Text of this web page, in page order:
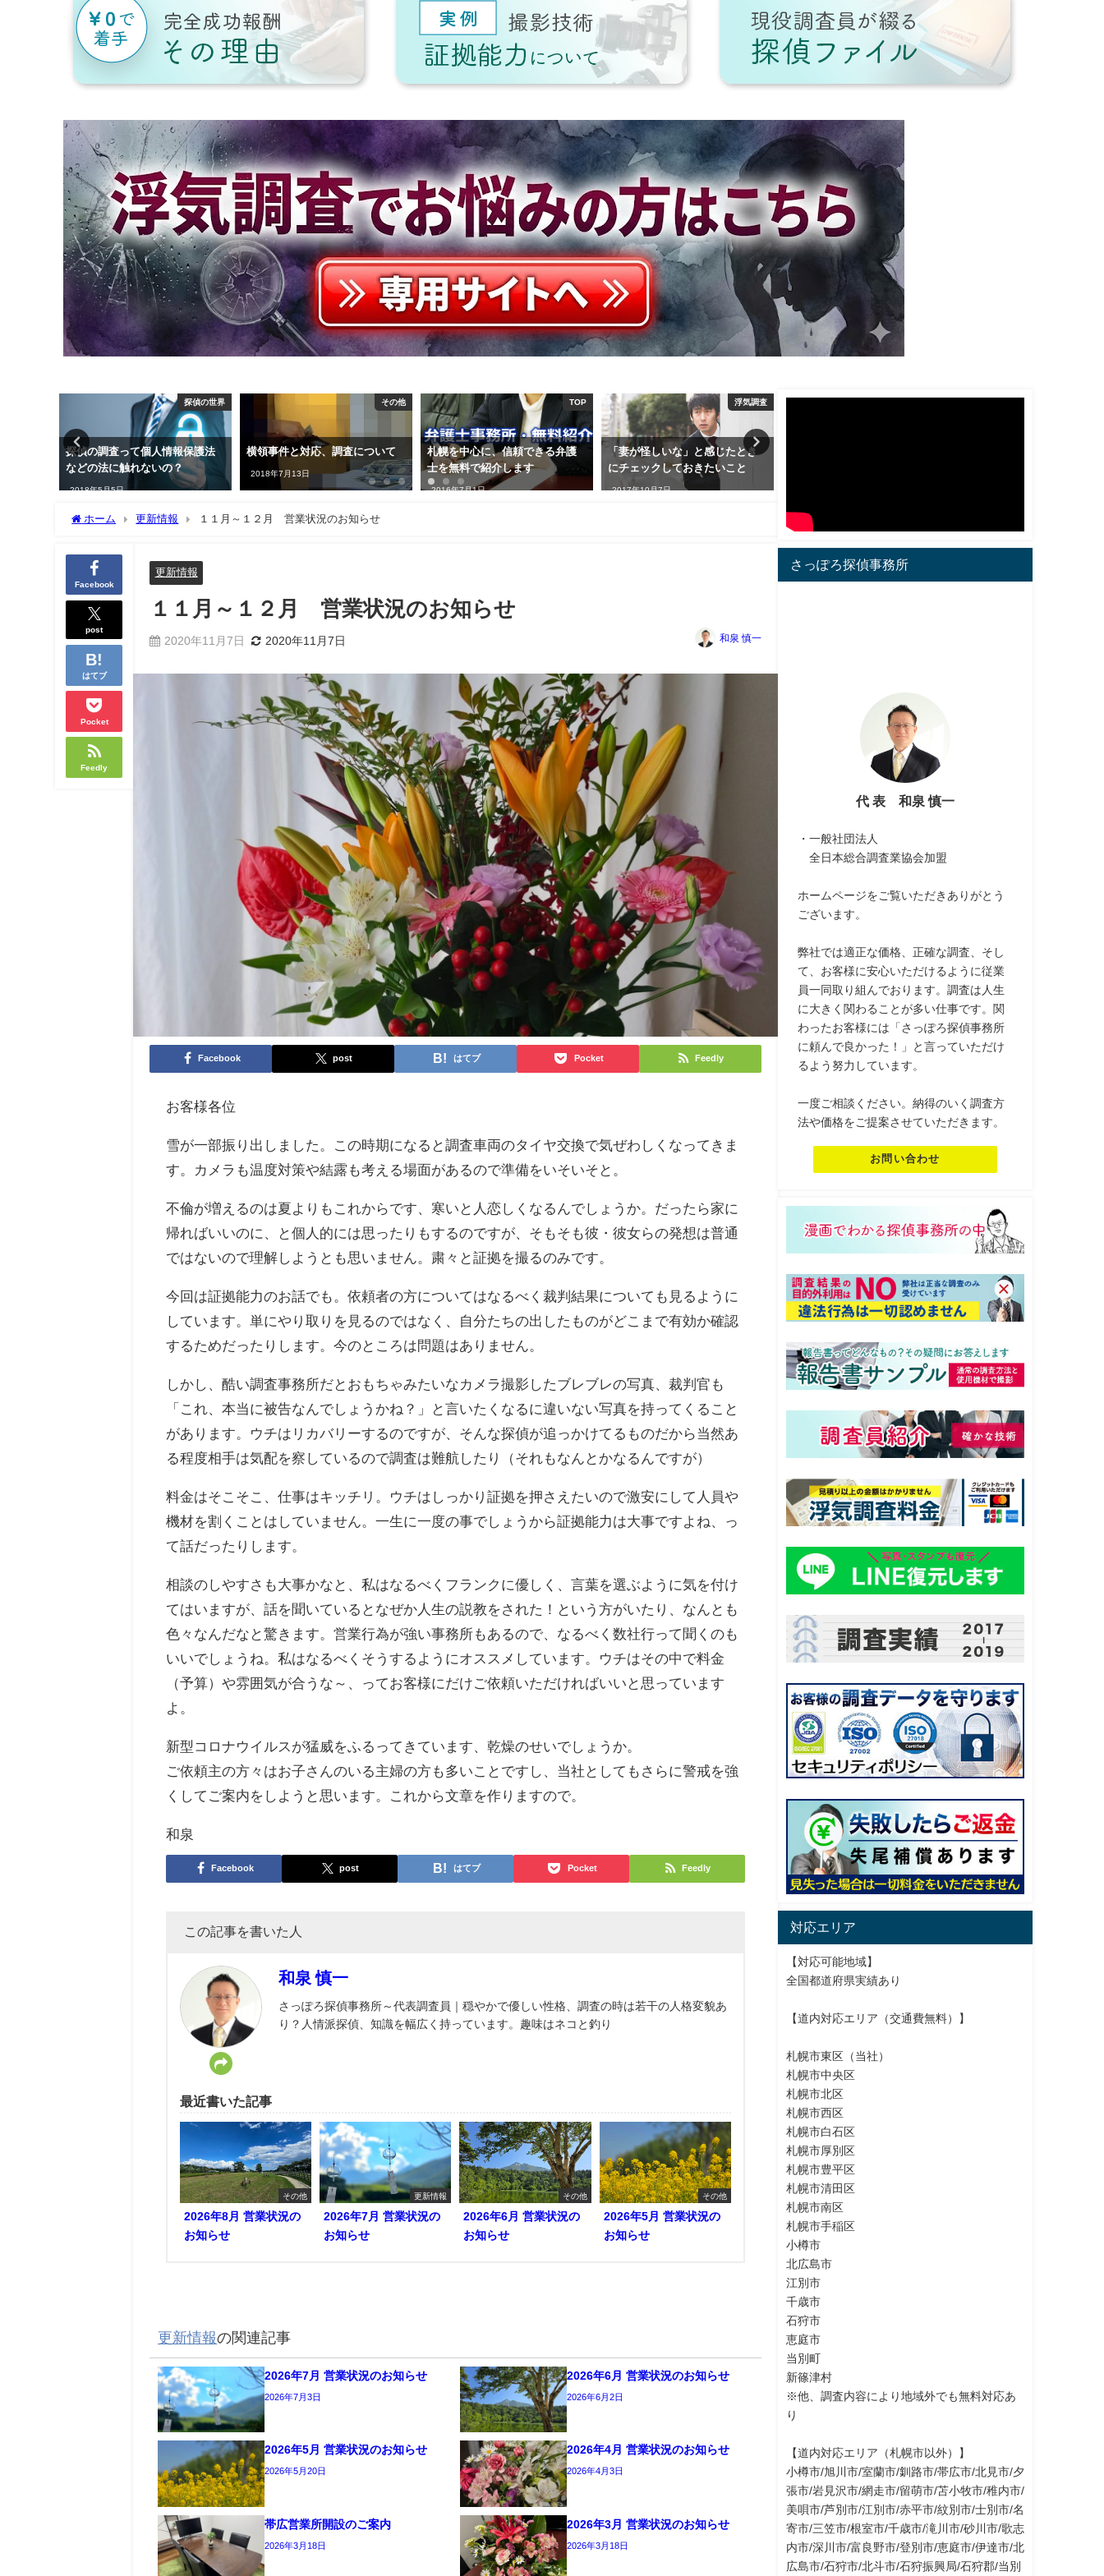
その他
横領事件と対応、調査について
2018年7月13日
TOP
札幌を中心に、信頼できる弁護
士を無料で紹介します
2016年7月1日
浮気調査
「妻が怪しいな」と感じたとき
にチェックしておきたいこと
2017年10月7日
その他
札幌探偵事務所について～報告
書と料金体系
2016年9月17日
ホーム 更新情報 １１月～１２月 営業状況のお知らせ
Facebook
post
はてブ
Pocket
Feedly
更新情報
１１月～１２月 営業状況のお知らせ
2020年11月7日 2020年11月7日 和泉 慎一
Facebook post はてブ Pocket Feedly
お客様各位
雪が一部振り出しました。この時期になると調査車両のタイヤ交換で気ぜわしくなってきま
す。カメラも温度対策や結露も考える場面があるので準備をいそいそと。
不倫が増えるのは夏よりもこれからです、寒いと人恋しくなるんでしょうか。だったら家に
帰ればいいのに、と個人的には思ったりもするのですが、そもそも彼・彼女らの発想は普通
ではないので理解しようとも思いません。粛々と証拠を撮るのみです。
今回は証拠能力のお話でも。依頼者の方についてはなるべく裁判結果についても見るように
しています。単にやり取りを見るのではなく、自分たちの出したものがどこまで有効か確認
するためだったりします。今のところは問題はありません。
しかし、酷い調査事務所だとおもちゃみたいなカメラ撮影したブレブレの写真、裁判官も
「これ、本当に被告なんでしょうかね？」と言いたくなるに違いない写真を持ってくること
があります。ウチはリカバリーするのですが、そんな探偵が追っかけてるものだから当然あ
る程度相手は気配を察しているので調査は難航したり（それもなんとかなるんですが）
料金はそこそこ、仕事はキッチリ。ウチはしっかり証拠を押さえたいので激安にして人員や
機材を割くことはしていません。一生に一度の事でしょうから証拠能力は大事ですよね、っ
て話だったりします。
相談のしやすさも大事かなと、私はなるべくフランクに優しく、言葉を選ぶように気を付け
てはいますが、話を聞いているとなぜか人生の説教をされた！という方がいたり、なんとも
色々なんだなと驚きます。営業行為が強い事務所もあるので、なるべく数社行って聞くのも
いいでしょうね。私はなるべくそうするようにオススメしています。ウチはその中で料金
（予算）や雰囲気が合うな～、ってお客様にだけご依頼いただければいいと思っています
よ。
新型コロナウイルスが猛威をふるってきています、乾燥のせいでしょうか。
ご依頼主の方々はお子さんのいる主婦の方も多いことですし、当社としてもさらに警戒を強
くしてご案内をしようと思います。これから文章を作りますので。
和泉
Facebook post はてブ Pocket Feedly
この記事を書いた人
和泉 慎一
さっぽろ探偵事務所～代表調査員｜穏やかで優しい性格、調査の時は若干の人格変貌あ
り？人情派探偵、知識を幅広く持っています。趣味はネコと釣り
最近書いた記事
その他
2026年8月 営業状況の
お知らせ
更新情報
2026年7月 営業状況の
お知らせ
その他
2026年6月 営業状況の
お知らせ
その他
2026年5月 営業状況の
お知らせ
更新情報の関連記事
2026年7月 営業状況のお知らせ
2026年7月3日
2026年6月 営業状況のお知らせ
2026年6月2日
2026年5月 営業状況のお知らせ
2026年5月20日
2026年4月 営業状況のお知らせ
2026年4月3日
帯広営業所開設のご案内
2026年3月18日
2026年3月 営業状況のお知らせ
2026年3月18日
さっぽろ探偵事務所
代 表 和泉 慎一
・一般社団法人
全日本総合調査業協会加盟
ホームページをご覧いただきありがとう
ございます。
弊社では適正な価格、正確な調査、そし
て、お客様に安心いただけるように従業
員一同取り組んでおります。調査は人生
に大きく関わることが多い仕事です。関
わったお客様には「さっぽろ探偵事務所
に頼んで良かった！」と言っていただけ
るよう努力しています。
一度ご相談ください。納得のいく調査方
法や価格をご提案させていただきます。
お問い合わせ
対応エリア
【対応可能地域】
全国都道府県実績あり
【道内対応エリア（交通費無料）】
札幌市東区（当社）
札幌市中央区
札幌市北区
札幌市西区
札幌市白石区
札幌市厚別区
札幌市豊平区
札幌市清田区
札幌市南区
札幌市手稲区
小樽市
北広島市
江別市
千歳市
石狩市
恵庭市
当別町
新篠津村
※他、調査内容により地域外でも無料対応あ
り
【道内対応エリア（札幌市以外）】
小樽市/旭川市/室蘭市/釧路市/帯広市/北見市/夕
張市/岩見沢市/網走市/留萌市/苫小牧市/稚内市/
美唄市/芦別市/江別市/赤平市/紋別市/士別市/名
寄市/三笠市/根室市/千歳市/滝川市/砂川市/歌志
内市/深川市/富良野市/登別市/恵庭市/伊達市/北
広島市/石狩市/北斗市/石狩振興局/石狩郡/当別